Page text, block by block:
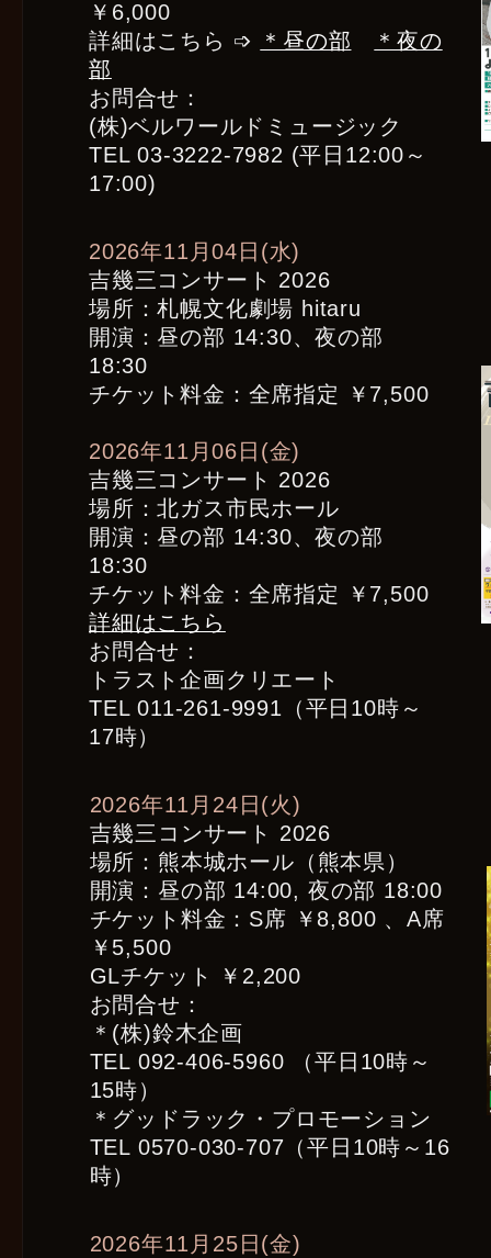
￥6,000
詳細はこちら ➩
＊昼の部
＊夜の
部
お問合せ：
(株)ベルワールドミュージック
TEL 03-3222-7982 (平日12:00～
17:00)
2026年11月04日(水)
吉幾三コンサート 2026
場所：札幌文化劇場 hitaru
開演：昼の部 14:30、夜の部
18:30
チケット料金：全席指定 ￥7,500
2026年11月06日(金)
吉幾三コンサート 2026
場所：北ガス市民ホール
開演：昼の部 14:30、夜の部
18:30
チケット料金：全席指定 ￥7,500
詳細はこちら
お問合せ：
トラスト企画クリエート
TEL 011-261-9991（平日10時～
17時）
2026年11月24日(火)
吉幾三コンサート 2026
場所：熊本城ホール（熊本県）
開演：昼の部 14:00, 夜の部 18:00
チケット料金：S席 ￥8,800 、A席
￥5,500
GLチケット ￥2,200
お問合せ：
＊(株)鈴木企画
TEL 092-406-5960 （平日10時～
15時）
＊グッドラック・プロモーション
TEL 0570-030-707（平日10時～16
時）
2026年11月25日(金)